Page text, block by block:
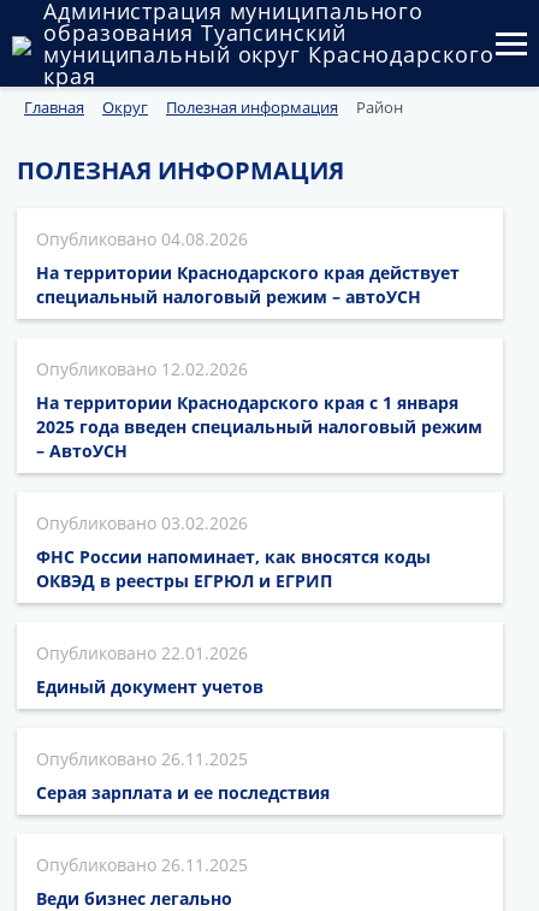
Администрация муниципального
образования Туапсинский
муниципальный округ Краснодарского
края
Округ
Администрация
Государственный и муниципальный контроль
Муниципальное имущество
Публичные слушания и общественные обсуждения
Документы
Главная Округ Полезная информация Район
ПОЛЕЗНАЯ ИНФОРМАЦИЯ
04.08.2026
На территории Краснодарского края действует
специальный налоговый режим – автоУСН
12.02.2026
На территории Краснодарского края с 1 января
2025 года введен специальный налоговый режим
– АвтоУСН
03.02.2026
ФНС России напоминает, как вносятся коды
ОКВЭД в реестры ЕГРЮЛ и ЕГРИП
22.01.2026
Единый документ учетов
26.11.2025
Серая зарплата и ее последствия
26.11.2025
Веди бизнес легально